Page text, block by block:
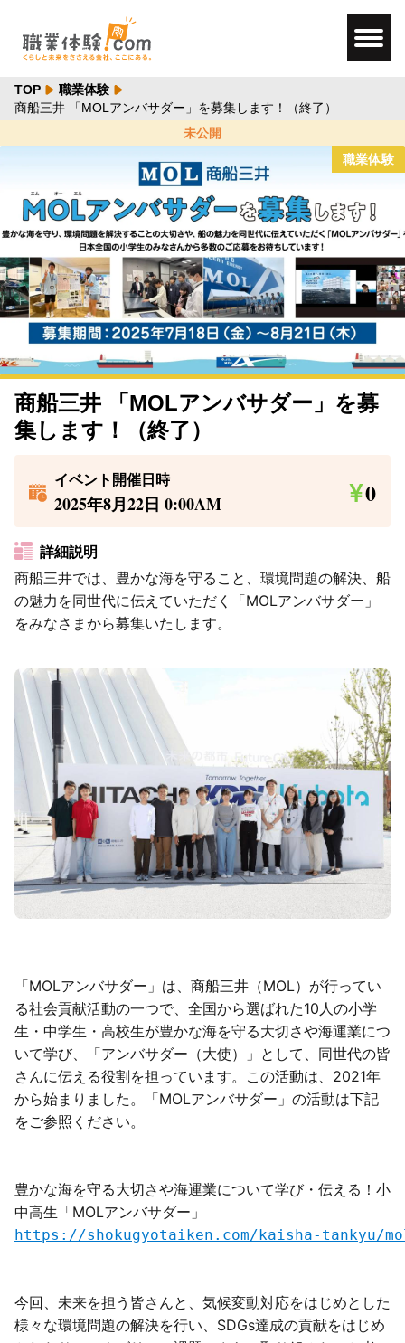
TOP
職業体験
商船三井 「MOLアンバサダー」を募集します！（終了）
未公開
職業体験
商船三井 「MOLアンバサダー」を募
集します！（終了）
イベント開催日時
2025年8月22日 0:00AM 0
詳細説明
商船三井では、豊かな海を守ること、環境問題の解決、船
の魅力を同世代に伝えていただく「MOLアンバサダー」
をみなさまから募集いたします。
「MOLアンバサダー」は、商船三井（MOL）が行ってい
る社会貢献活動の一つで、全国から選ばれた10人の小学
生・中学生・高校生が豊かな海を守る大切さや海運業につ
いて学び、「アンバサダー（大使）」として、同世代の皆
さんに伝える役割を担っています。この活動は、2021年
から始まりました。「MOLアンバサダー」の活動は下記
をご参照ください。
豊かな海を守る大切さや海運業について学び・伝える！小
中高生「MOLアンバサダー」
https://shokugyotaiken.com/kaisha-tankyu/
今回、未来を担う皆さんと、気候変動対応をはじめとした
様々な環境問題の解決を行い、SDGs達成の貢献をはじめ